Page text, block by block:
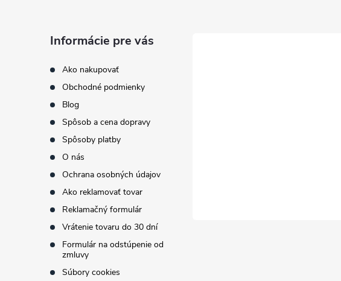
Informácie pre vás
Ako nakupovať
Obchodné podmienky
Blog
Spôsob a cena dopravy
Spôsoby platby
O nás
Ochrana osobných údajov
Ako reklamovať tovar
Reklamačný formulár
Vrátenie tovaru do 30 dní
Formulár na odstúpenie od
zmluvy
Súbory cookies